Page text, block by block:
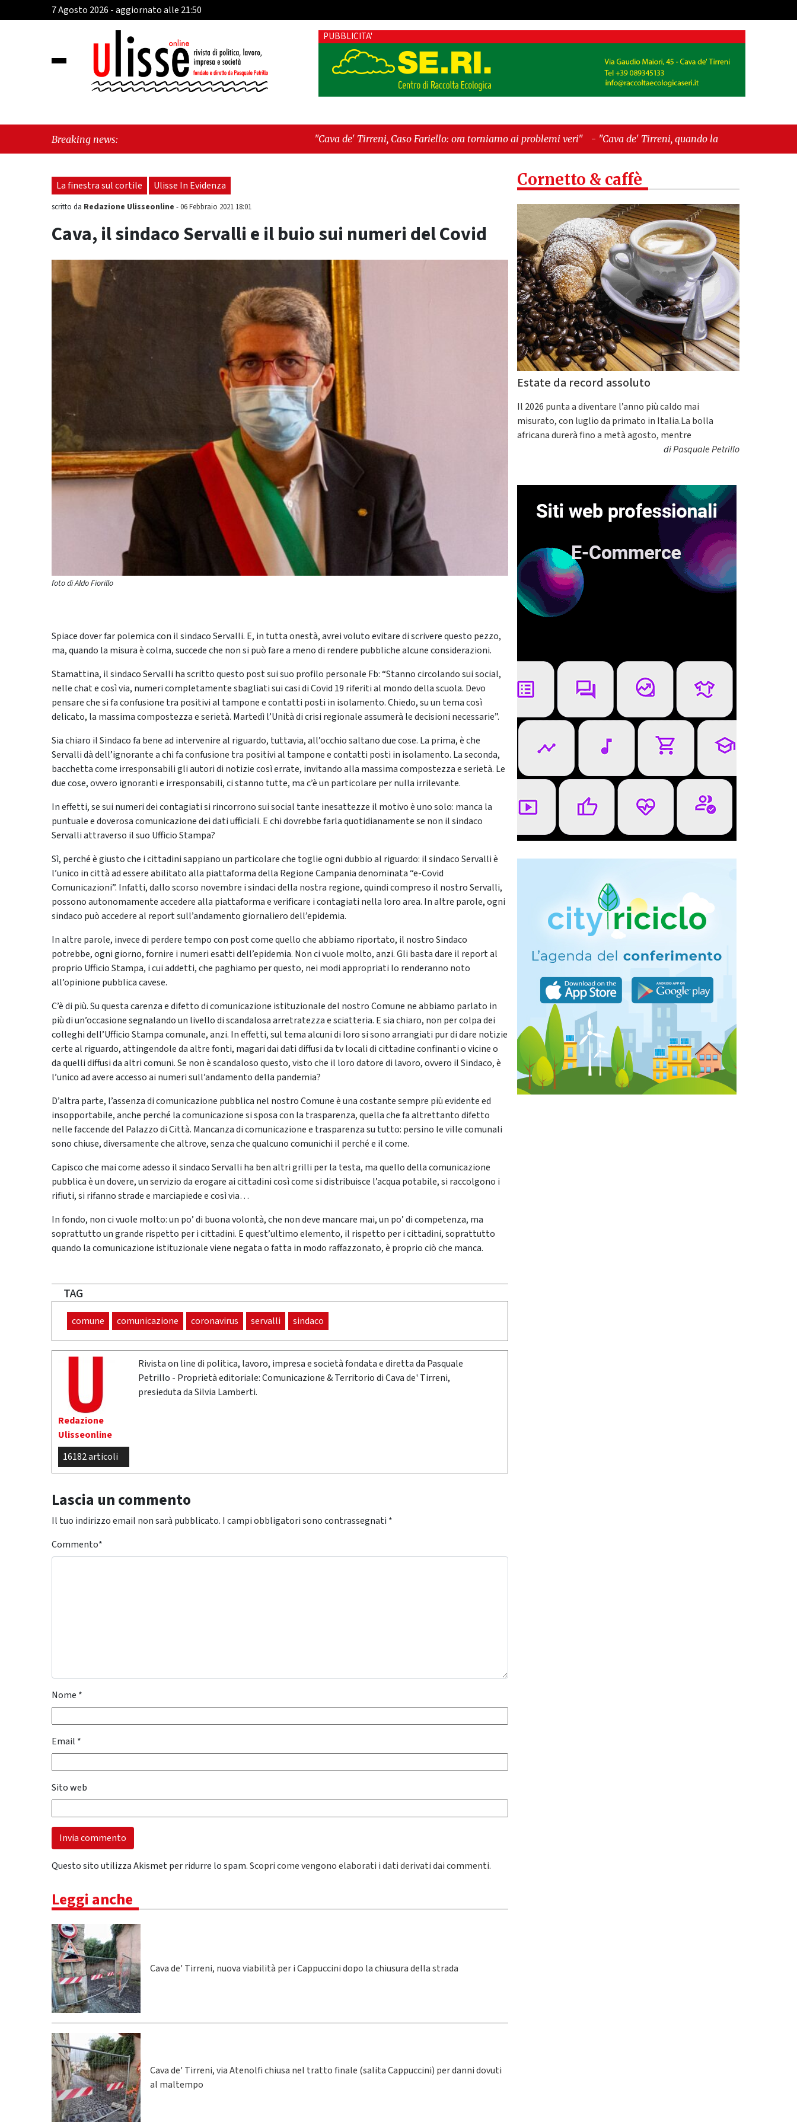
7 Agosto 2026 - aggiornato alle 21:50
PUBBLICITA'
Breaking news: "Cava de' Tirreni, Caso Fariello: ora torniamo ai problemi veri" -"Cava de' Tirreni, quando la burocrazia dimentica
perché esiste"
La finestra sul cortile Ulisse In Evidenza
scritto da Redazione Ulisseonline -06 Febbraio 2021 18:01
Cava, il sindaco Servalli e il buio sui numeri del Covid
foto di Aldo Fiorillo
Spiace dover far polemica con il sindaco Servalli. E, in tutta onestà, avrei voluto evitare di scrivere questo pezzo,
ma, quando la misura è colma, succede che non si può fare a meno di rendere pubbliche alcune considerazioni.
Stamattina, il sindaco Servalli ha scritto questo post sui suo profilo personale Fb: “Stanno circolando sui social,
nelle chat e così via, numeri completamente sbagliati sui casi di Covid 19 riferiti al mondo della scuola. Devo
pensare che si fa confusione tra positivi al tampone e contatti posti in isolamento. Chiedo, su un tema così
delicato, la massima compostezza e serietà. Martedì l’Unità di crisi regionale assumerà le decisioni necessarie”.
Sia chiaro il Sindaco fa bene ad intervenire al riguardo, tuttavia, all’occhio saltano due cose. La prima, è che
Servalli dà dell’ignorante a chi fa confusione tra positivi al tampone e contatti posti in isolamento. La seconda,
bacchetta come irresponsabili gli autori di notizie così errate, invitando alla massima compostezza e serietà. Le
due cose, ovvero ignoranti e irresponsabili, ci stanno tutte, ma c’è un particolare per nulla irrilevante.
In effetti, se sui numeri dei contagiati si rincorrono sui social tante inesattezze il motivo è uno solo: manca la
puntuale e doverosa comunicazione dei dati ufficiali. E chi dovrebbe farla quotidianamente se non il sindaco
Servalli attraverso il suo Ufficio Stampa?
Sì, perché è giusto che i cittadini sappiano un particolare che toglie ogni dubbio al riguardo: il sindaco Servalli è
l’unico in città ad essere abilitato alla piattaforma della Regione Campania denominata “e-Covid
Comunicazioni”. Infatti, dallo scorso novembre i sindaci della nostra regione, quindi compreso il nostro Servalli,
possono autonomamente accedere alla piattaforma e verificare i contagiati nella loro area. In altre parole, ogni
sindaco può accedere al report sull’andamento giornaliero dell’epidemia.
In altre parole, invece di perdere tempo con post come quello che abbiamo riportato, il nostro Sindaco
potrebbe, ogni giorno, fornire i numeri esatti dell’epidemia. Non ci vuole molto, anzi. Gli basta dare il report al
proprio Ufficio Stampa, i cui addetti, che paghiamo per questo, nei modi appropriati lo renderanno noto
all’opinione pubblica cavese.
C’è di più. Su questa carenza e difetto di comunicazione istituzionale del nostro Comune ne abbiamo parlato in
più di un’occasione segnalando un livello di scandalosa arretratezza e sciatteria. E sia chiaro, non per colpa dei
colleghi dell’Ufficio Stampa comunale, anzi. In effetti, sul tema alcuni di loro si sono arrangiati pur di dare notizie
certe al riguardo, attingendole da altre fonti, magari dai dati diffusi da tv locali di cittadine confinanti o vicine o
da quelli diffusi da altri comuni. Se non è scandaloso questo, visto che il loro datore di lavoro, ovvero il Sindaco, è
l’unico ad avere accesso ai numeri sull’andamento della pandemia?
D’altra parte, l’assenza di comunicazione pubblica nel nostro Comune è una costante sempre più evidente ed
insopportabile, anche perché la comunicazione si sposa con la trasparenza, quella che fa altrettanto difetto
nelle faccende del Palazzo di Città. Mancanza di comunicazione e trasparenza su tutto: persino le ville comunali
sono chiuse, diversamente che altrove, senza che qualcuno comunichi il perché e il come.
Capisco che mai come adesso il sindaco Servalli ha ben altri grilli per la testa, ma quello della comunicazione
pubblica è un dovere, un servizio da erogare ai cittadini così come si distribuisce l’acqua potabile, si raccolgono i
rifiuti, si rifanno strade e marciapiede e così via…
In fondo, non ci vuole molto: un po’ di buona volontà, che non deve mancare mai, un po’ di competenza, ma
soprattutto un grande rispetto per i cittadini. E quest’ultimo elemento, il rispetto per i cittadini, soprattutto
quando la comunicazione istituzionale viene negata o fatta in modo raffazzonato, è proprio ciò che manca.
TAG
comune comunicazione coronavirus servalli sindaco
Redazione
Ulisseonline
16182 articoli
Rivista on line di politica, lavoro, impresa e società fondata e diretta da Pasquale
Petrillo - Proprietà editoriale: Comunicazione & Territorio di Cava de' Tirreni,
presieduta da Silvia Lamberti.
Lascia un commento
Il tuo indirizzo email non sarà pubblicato. I campi obbligatori sono contrassegnati *
Commento*
Nome *
Email *
Sito web
Questo sito utilizza Akismet per ridurre lo spam.Scopri come vengono elaborati i dati derivati dai commenti.
Leggi anche
Cava de' Tirreni, nuova viabilità per i Cappuccini dopo la chiusura della strada
Cava de' Tirreni, via Atenolfi chiusa nel tratto finale (salita Cappuccini) per danni dovuti
al maltempo
Cornetto & caffè
Estate da record assoluto
Il 2026 punta a diventare l’anno più caldo mai
misurato, con luglio da primato in Italia.La bolla
africana durerà fino a metà agosto, mentre
diPasquale Petrillo